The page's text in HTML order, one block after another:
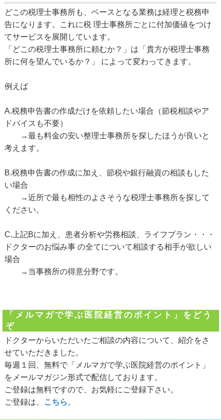
どこの税理士事務所も、ベースとなる業務は経理と税務申
告になります。これに税 理士事務所ごとに付加価値をつけ
てサービスを展開しています。
「どこの税理士事務所に頼むか？」は「貴方が税理士事務
所に何を望んでいるか？」 によって変わってきます。
例えば
A.税務申告書の作成だけを依頼したい場合（節税相談やア
ドバイスも不要）
→最も料金の安い整理士事務所を探したほうが良いと
考えます。
B.税務申告書の作成に加え、節税や銀行融資の相談もした
い場合
→近所で最も相性のよさそうな税理士事務所を探して
ください。
C.上記Bに加え、患者分析や労務相談、ライフプラン・・・
ドクターのお悩み事 の全てについて相談する相手が欲しい
場合
→当事務所の得意分野です。
「メルマガで学ぶ医院経営のポイント」をどう
ぞ
ドクターからいただいたご相談の内容について、紹介をさ
せていただきました。
毎週１回、無料で「メルマガで学ぶ医院経営のポイント」
をメールマガジン形式で配信しております。
ご登録は無料ですので、お気軽にご登録下さい。
ご登録は、
こちら 。